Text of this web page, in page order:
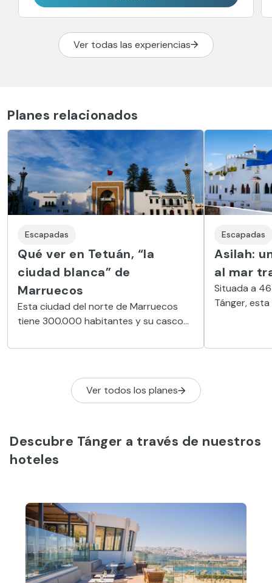
Ver todas las experiencias
Planes relacionados
Escapadas
Qué ver en Tetuán, “la
ciudad blanca” de
Marruecos
Esta ciudad del norte de Marruecos
tiene 300.000 habitantes y su casco
de la Humanidad por la Unesco
Escapadas
Asilah:
al mar
Situada a
Tánger,
Ver todos los planes
Descubre Tánger a través de nuestros
hoteles